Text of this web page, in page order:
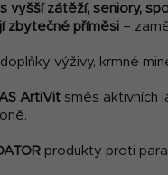
vyšší zátěží, seniory,
zbytečné příměsi –
doplňky výživy, krmné
ArtiVit směs aktivních
produkty proti